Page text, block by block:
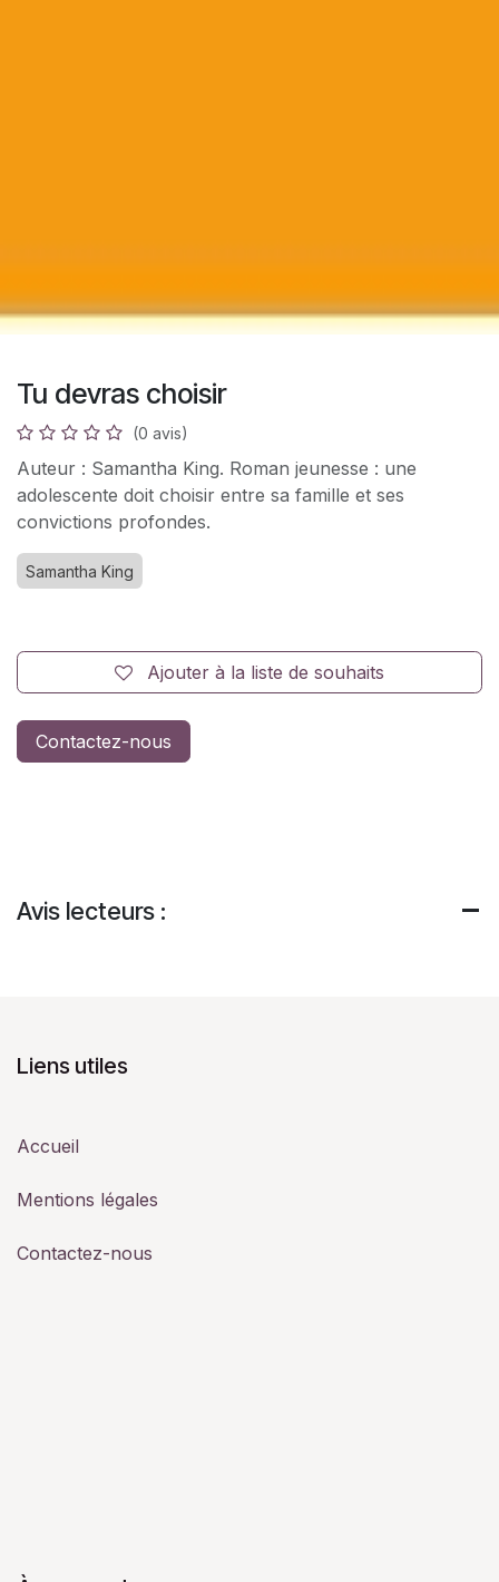
Tu devras choisir
(0 avis)
Auteur : Samantha King. Roman jeunesse : une
adolescente doit choisir entre sa famille et ses
convictions profondes.
Samantha King
Ajouter à la liste de souhaits
Contactez-nous
Avis lecteurs :
Liens utiles
Accueil
Mentions légales
Contactez-nous